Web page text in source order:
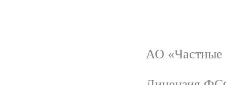
АО «Частные